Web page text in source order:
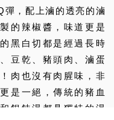
彈，配上滷的透亮的滷
的辣椒醬，味道更是
黑白切都是經過長時
豆乾、豬頭肉、滷蛋
肉也沒有肉腥味，非
是一絕，傳統的豬血
餛飩湯都具獨特的湯